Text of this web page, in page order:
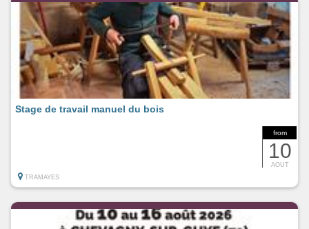
from
10
AOUT
Stage de travail manuel du bois
TRAMAYES